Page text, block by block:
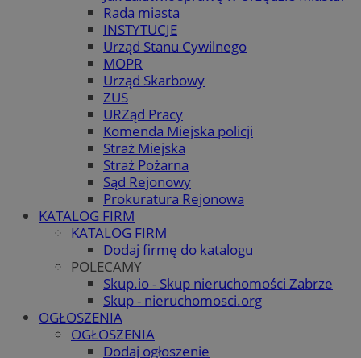
Rada miasta
INSTYTUCJE
Urząd Stanu Cywilnego
MOPR
Urząd Skarbowy
ZUS
URZąd Pracy
Komenda Miejska policji
Straż Miejska
Straż Pożarna
Sąd Rejonowy
Prokuratura Rejonowa
KATALOG FIRM
KATALOG FIRM
Dodaj firmę do katalogu
POLECAMY
Skup.io - Skup nieruchomości Zabrze
Skup - nieruchomosci.org
OGŁOSZENIA
OGŁOSZENIA
Dodaj ogłoszenie